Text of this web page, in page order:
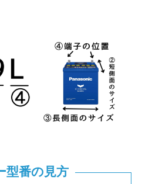
型番の見方